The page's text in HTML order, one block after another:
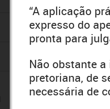
“A aplicação
expresso do
pronta para
Não obstante
pretoriana, de
necessária de